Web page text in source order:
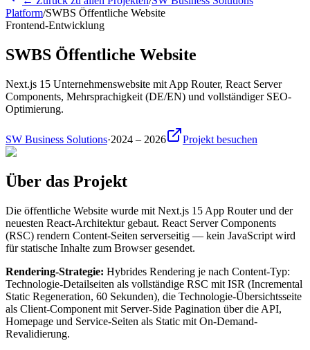
Platform/SWBS Öffentliche Website
Frontend-Entwicklung
SWBS Öffentliche Website
Next.js 15 Unternehmenswebsite mit App Router, React Server
Components, Mehrsprachigkeit (DE/EN) und vollständiger SEO-
Optimierung.
SW Business Solutions·2024 – 2026 Projekt besuchen
Über das Projekt
Die öffentliche Website wurde mit Next.js 15 App Router und der
neuesten React-Architektur gebaut. React Server Components
(RSC) rendern Content-Seiten serverseitig — kein JavaScript wird
für statische Inhalte zum Browser gesendet.
Rendering-Strategie: Hybrides Rendering je nach Content-Typ:
Technologie-Detailseiten als vollständige RSC mit ISR (Incremental
Static Regeneration, 60 Sekunden), die Technologie-Übersichtsseite
als Client-Component mit Server-Side Pagination über die API,
Homepage und Service-Seiten als Static mit On-Demand-
Revalidierung.